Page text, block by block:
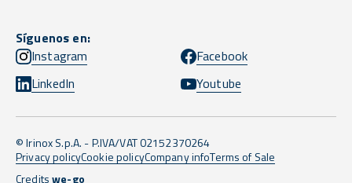
Síguenos en:
Instagram
Facebook
LinkedIn
Youtube
© Irinox S.p.A. - P.IVA/VAT 02152370264
Privacy policyCookie policyCompany infoTerms of Sale
Creditswe-go